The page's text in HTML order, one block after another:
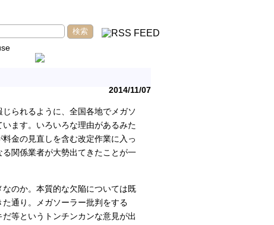
2014/11/07
られるように、全国各地でメガソ
ます。いろいろな理由があるみた
金の見直しを含む改定作業に入っ
関係業者が大勢出てきたことが一
なのか。本質的な欠陥については既
通り。メガソーラー批判をする
等というトンチンカンな意見が出